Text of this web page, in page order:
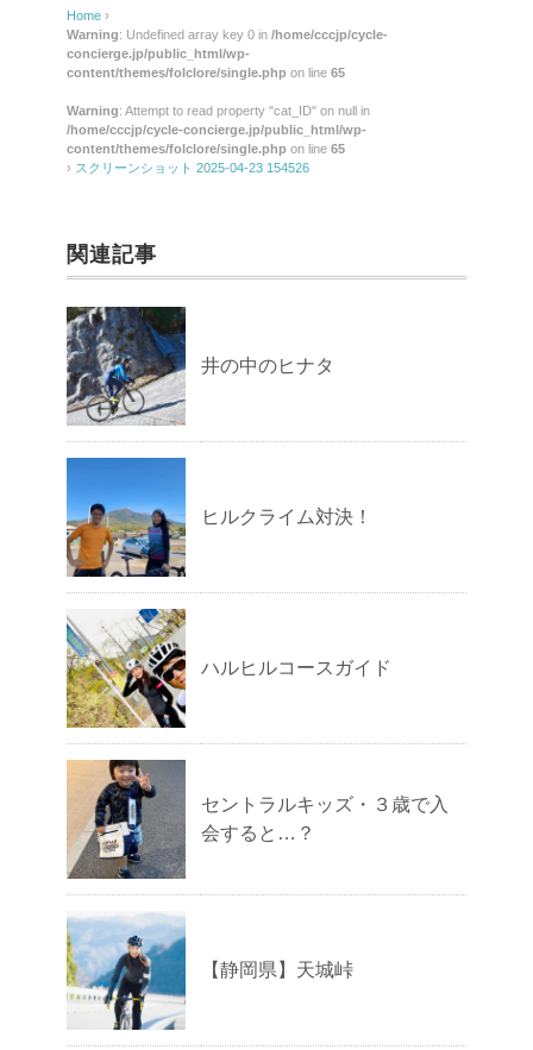
Home ›
Warning: Undefined array key 0 in /home/cccjp/cycle-
concierge.jp/public_html/wp-
content/themes/folclore/single.php on line 65
Warning: Attempt to read property "cat_ID" on null in
/home/cccjp/cycle-concierge.jp/public_html/wp-
content/themes/folclore/single.php on line 65
› スクリーンショット 2025-04-23 154526
関連記事
井の中のヒナタ
ヒルクライム対決！
ハルヒルコースガイド
セントラルキッズ・３歳で入
会すると…？
【静岡県】天城峠